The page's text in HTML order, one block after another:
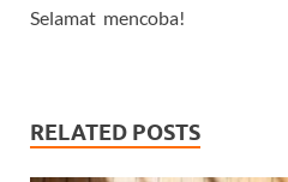
Selamat mencoba!
RELATED POSTS